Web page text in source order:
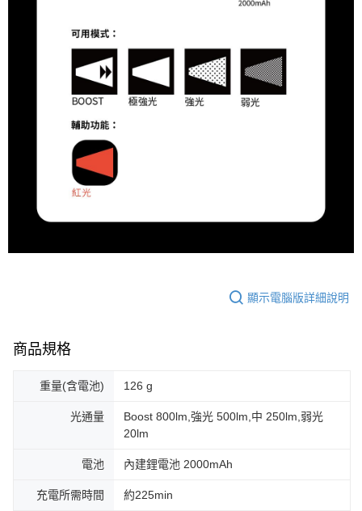
顯示電腦版詳細說明
商品規格
重量(含電池) 126 g
光通量
Boost 800lm,強光 500lm,中 250lm,弱光
20lm
電池 內建鋰電池 2000mAh
充電所需時間 約225min